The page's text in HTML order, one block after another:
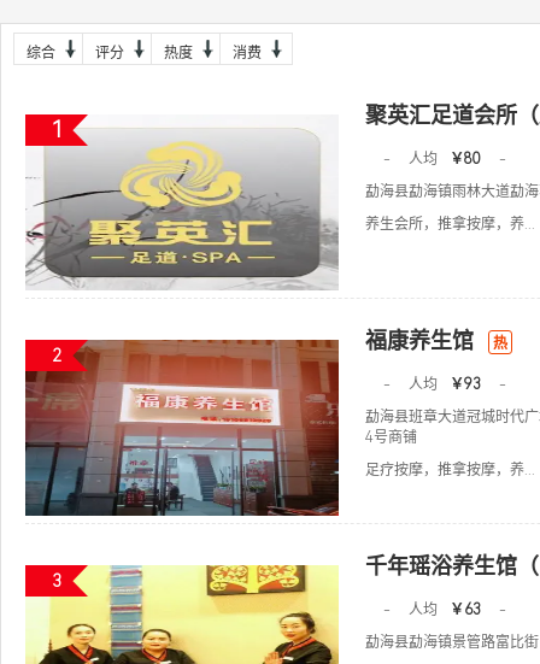
综合 评分 热度 消费
1
聚英汇足道会所
- 人均 ￥80
-
勐海县勐海镇雨林大道勐
养生会所，推拿按摩，养...
2
福康养生馆 热
- 人均 ￥93
-
勐海县班章大道冠城时代
4号商铺
足疗按摩，推拿按摩，养...
3
千年瑶浴养生馆
- 人均 ￥63
-
勐海县勐海镇景管路富比